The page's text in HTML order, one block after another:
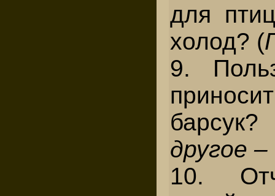
для
холод? (
9.
другое
10.